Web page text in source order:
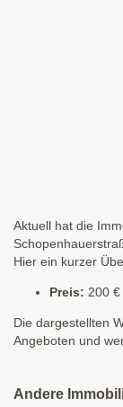
Aktuell hat die
Hier ein kurzer
Preis: 200
Die dargestellten
Angeboten und
Andere